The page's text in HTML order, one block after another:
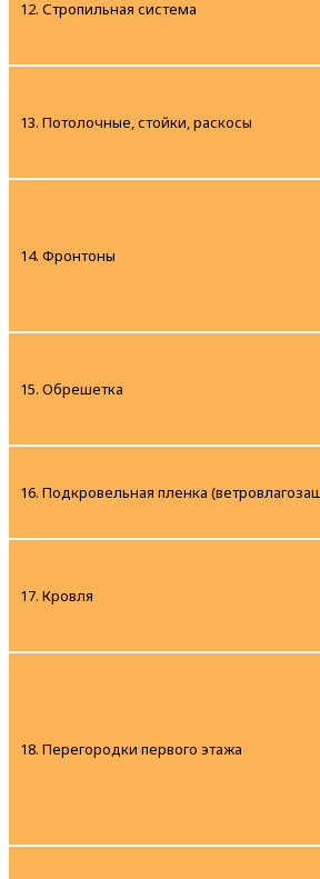
12. Стропильная система
13. Потолочные, стойки, раскосы
14. Фронтоны
15. Обрешетка
16. Подкровельная пленка
17. Кровля
18. Перегородки первого этажа